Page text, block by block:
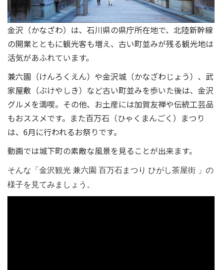
金沢（かなざわ）は、石川県の県庁所在地で、北陸新幹線
の開業とともに観光客も増え、 古い町並みが残る観光地は
活気があふれています。
兼六園（けんろくえん）や金沢城（かなざわじょう）、武
家屋敷（ぶけやしき）など古い町並みを歩いた後は、金沢
グルメを満喫。 その他、お土産には加賀友禅や伝統工芸品
もおススメです。 また百万石（ひゃくまんごく）まつり
は、6月に行われるお祭りです。
動画では城下町の素敵な風景を見ることが出来ます。
そんな「金沢観光 兼六園 百万石まつり ひがし茶屋街 」の
様子を見てみましょう。